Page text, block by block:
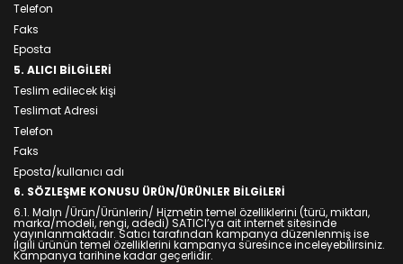
Telefon
Faks
Eposta
5. ALICI BİLGİLERİ
Teslim edilecek kişi
Teslimat Adresi
Telefon
Faks
Eposta/kullanıcı adı
6. SÖZLEŞME KONUSU ÜRÜN/ÜRÜNLER BİLGİLERİ
6.1. Malın /Ürün/Ürünlerin/ Hizmetin temel özelliklerini (türü, miktarı,
marka/modeli, rengi, adedi) SATICI’ya ait internet sitesinde
yayınlanmaktadır. Satıcı tarafından kampanya düzenlenmiş ise
ilgili ürünün temel özelliklerini kampanya süresince inceleyebilirsiniz.
Kampanya tarihine kadar geçerlidir.